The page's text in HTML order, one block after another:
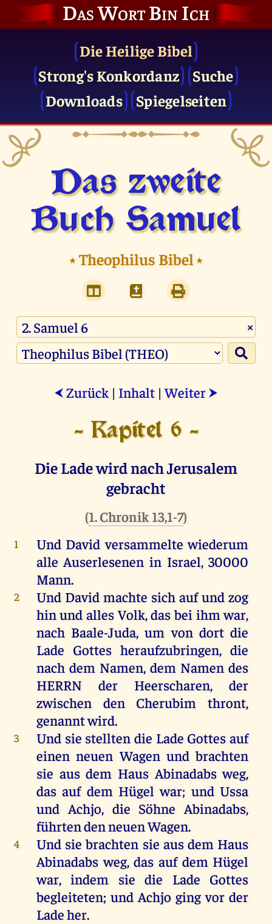
Das Wort Bin Ich
Die Heilige Bibel
Strong's Konkordanz
Suche
Downloads
Spiegelseiten
Das zweite
Buch Samuel
⭑Theophilus Bibel⭑
×
⮜ Zurück | Inhalt |Weiter ⮞
- Kapitel 6 -
Die Lade wird nach Jerusalem
gebracht
(1. Chronik 13,1-7)
1 Und David versammelte wiederum
alle Auserlesenen in Israel, 30000
Mann.
2 Und David machte sich auf und zog
hinund allesVolk,das bei ihm war,
nachBaale-Juda,um von dort die
Lade Gottes heraufzubringen,die
nach dem Namen,dem Namen des
HERRN
der Heerscharen,der
zwischen
den Cherubim thront,
genanntwird.
3 Und sie stellten die Lade Gottes auf
einen neuen Wagen und brachten
sie aus dem Haus Abinadabs weg,
das auf dem Hügel war; undUssa
undAchjo, die Söhne Abinadabs,
führtendenneuenWagen.
4 Und sie brachten sie aus dem Haus
Abinadabs weg,das auf dem Hügel
war,indem sie die Lade Gottes
begleiteten; undAchjoging vor der
Ladeher.